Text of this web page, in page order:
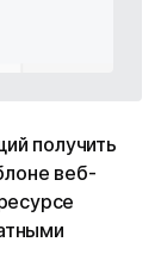
получить
веб-